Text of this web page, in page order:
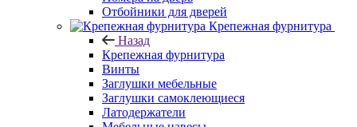
Отбойники для дверей
Крепежная фурнитура
Назад
Крепежная фурнитура
Винты
Заглушки мебельные
Заглушки самоклеющиеся
Латодержатели